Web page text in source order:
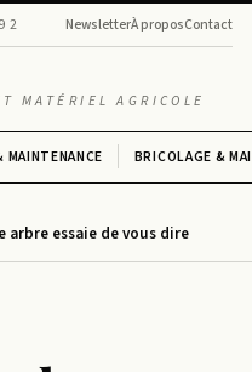
NewsletterÀ proposContact
MATÉRIEL AGRICOLE
BRICOLAGE &
arbre essaie de vous dire